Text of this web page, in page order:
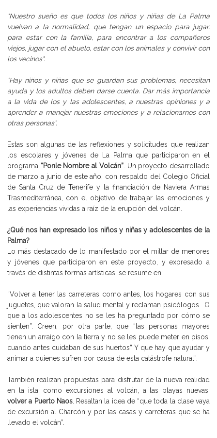
"Nuestro sueño es que todos los niños y niñas de La Palma
vuelvan a la normalidad, que tengan un espacio para jugar,
para estar con la familia, para encontrar a los compañeros
viejos, jugar con el abuelo, estar con los animales y convivir con
los vecinos".
“Hay niños y niñas que se guardan sus problemas, necesitan
ayuda y los adultos deben darse cuenta. Dar más importancia
a la vida de los y las adolescentes, a nuestras opiniones y a
aprender a manejar nuestras emociones y a relacionarnos con
otras personas”.
Estas son algunas de las reflexiones y solicitudes que realizan
los escolares y jóvenes de La Palma que participaron en el
programa “Ponle Nombre al Volcán”. Un proyecto desarrollado
de marzo a junio de este año, con respaldo del Colegio Oficial
de Santa Cruz de Tenerife y la financiación de Naviera Armas
Trasmediterránea, con el objetivo de trabajar las emociones y
las experiencias vividas a raíz de la erupción del volcán.
¿Qué nos han expresado los niños y niñas y adolescentes de la
Palma?
Lo más destacado de lo manifestado por el millar de menores
y jóvenes que participaron en este proyecto, y expresado a
través de distintas formas artísticas, se resume en:
“Volver a tener las carreteras como antes, los hogares con sus
juguetes, que valoran la salud mental y reclaman psicólogos. O
que a los adolescentes no se les ha preguntado por cómo se
sienten”. Creen, por otra parte, que “las personas mayores
tienen un arraigo con la tierra y no se les puede meter en pisos,
cuando antes cuidaban de sus huertos” Y que hay que ayudar y
animar a quienes sufren por causa de esta catástrofe natural”.
También realizan propuestas para disfrutar de la nueva realidad
en la isla, como excursiones al volcán, a las playas nuevas,
volver a Puerto Naos. Resaltan la idea de “que toda la clase vaya
de excursión al Charcón y por las casas y carreteras que se ha
llevado el volcán”.